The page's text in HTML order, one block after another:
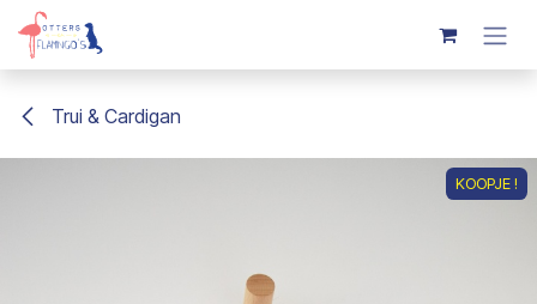
Overslaan naar inhoud
Trui & Cardigan
KOOPJE !